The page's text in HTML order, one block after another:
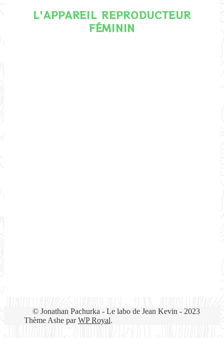
L'APPAREIL REPRODUCTEUR
FÉMININ
© Jonathan Pachurka - Le labo de Jean Kevin - 2023
Thème Ashe parWP Royal.